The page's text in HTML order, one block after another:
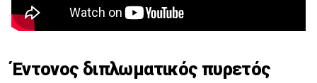
Έντονος διπλωματικός πυρετός